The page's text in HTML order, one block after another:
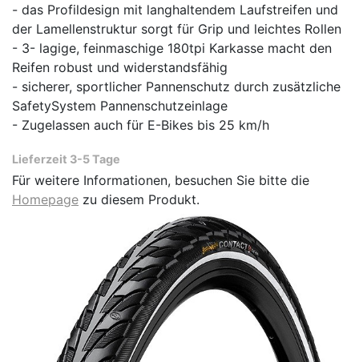
- das Profildesign mit langhaltendem Laufstreifen und
der Lamellenstruktur sorgt für Grip und leichtes Rollen
- 3- lagige, feinmaschige 180tpi Karkasse macht den
Reifen robust und widerstandsfähig
- sicherer, sportlicher Pannenschutz durch zusätzliche
SafetySystem Pannenschutzeinlage
- Zugelassen auch für E-Bikes bis 25 km/h
Lieferzeit 3-5 Tage
Für weitere Informationen, besuchen Sie bitte die
Homepage zu diesem Produkt.